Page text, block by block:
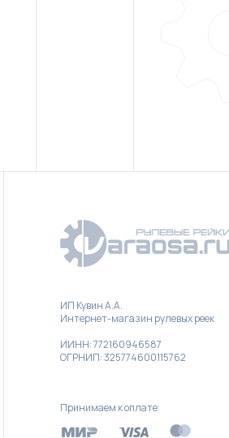
Принимаем к оплате:
ИП Кувин А.А.
Интернет-магазин рулевых реек
ИИНН: 772160946587
ОГРНИП: 325774600115762